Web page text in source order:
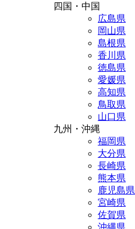
四国・中国
広島県
岡山県
島根県
香川県
徳島県
愛媛県
高知県
鳥取県
山口県
九州・沖縄
福岡県
大分県
長崎県
熊本県
鹿児島県
宮崎県
佐賀県